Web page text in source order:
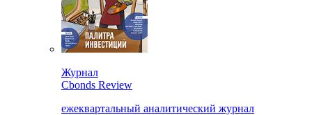
Журнал
Cbonds Review
ежеквартальный аналитический журнал